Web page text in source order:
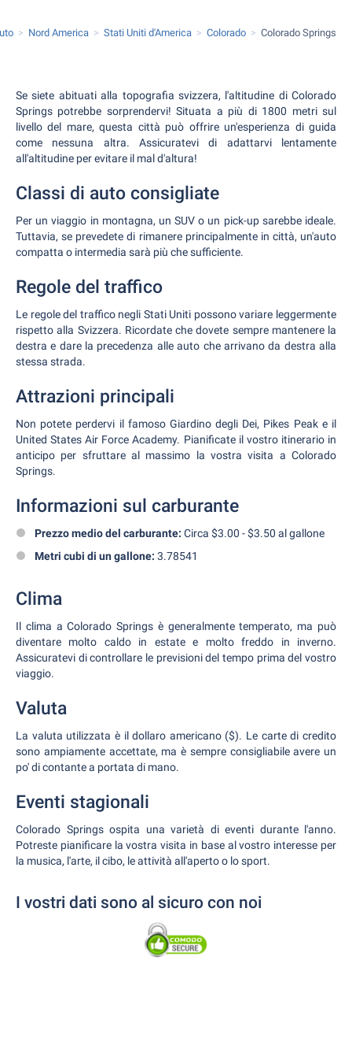
Nord America Stati Uniti d'America Colorado Colorado Springs
Se siete abituati alla topografia svizzera, l'altitudine di Colorado
Springs potrebbe sorprendervi! Situata a più di 1800 metri sul
livello del mare, questa città può offrire un'esperienza di guida
come nessuna altra. Assicuratevi di adattarvi lentamente
all'altitudine per evitare il mal d'altura!
Classi di auto consigliate
Per un viaggio in montagna, un SUV o un pick-up sarebbe ideale.
Tuttavia, se prevedete di rimanere principalmente in città, un'auto
compatta o intermedia sarà più che sufficiente.
Regole del traffico
Le regole del traffico negli Stati Uniti possono variare leggermente
rispetto alla Svizzera. Ricordate che dovete sempre mantenere la
destra e dare la precedenza alle auto che arrivano da destra alla
stessa strada.
Attrazioni principali
Non potete perdervi il famoso Giardino degli Dei, Pikes Peak e il
United States Air Force Academy. Pianificate il vostro itinerario in
anticipo per sfruttare al massimo la vostra visita a Colorado
Springs.
Informazioni sul carburante
Prezzo medio del carburante: Circa $3.00 - $3.50 al gallone
Metri cubi di un gallone: 3.78541
Clima
Il clima a Colorado Springs è generalmente temperato, ma può
diventare molto caldo in estate e molto freddo in inverno.
Assicuratevi di controllare le previsioni del tempo prima del vostro
viaggio.
Valuta
La valuta utilizzata è il dollaro americano ($). Le carte di credito
sono ampiamente accettate, ma è sempre consigliabile avere un
po' di contante a portata di mano.
Eventi stagionali
Colorado Springs ospita una varietà di eventi durante l'anno.
Potreste pianificare la vostra visita in base al vostro interesse per
la musica, l'arte, il cibo, le attività all'aperto o lo sport.
I vostri dati sono al sicuro con noi